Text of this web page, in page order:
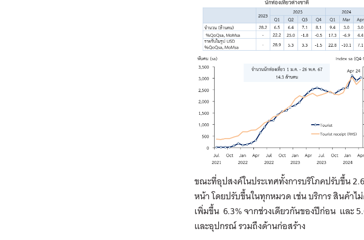
ขณะที่อุปสงค์ในประเทศทั้งการบริโภคปรับขึ้น
หน้า โดยปรับขึ้นในทุกหมวด เช่น บริการ สินค้า
เพิ่มขึ้น 6.3% จากช่วงเดียวกันของปีก่อน และ
และอุปกรณ์ รวมถึงด้านก่อสร้าง